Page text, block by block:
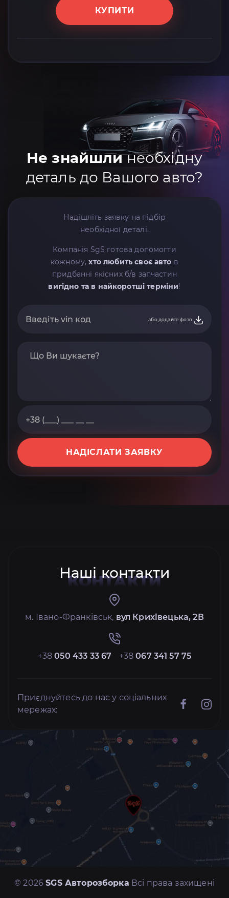
КУПИТИ
Не знайшлинеобхідну
деталь до Вашого авто?
Надішліть заявку на підбір
необхідної деталі.
Компанія SgS готова допомогти
кожному,хто любить своє авто в
придбанні якісних б/в запчастин
вигідно та в найкоротші терміни!
або додайте фото
НАДІСЛАТИ ЗАЯВКУ
Наші контакти
КОНТАКТИ
м. Івано-Франківськ, вул Крихівецька, 2В
+38050 433 33 67 +38067 341 57 75
Приєднуйтесь до нас у соціальних
мережах:
© 2026SGS Авторозборка Всі права захищені